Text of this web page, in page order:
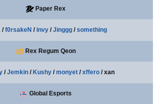
Paper Rex
/f0rsakeN / invy /Jinggg /something
Rex Regum Qeon
/Jemkin/ Kushy/monyet/xffero/ xan
Global Esports